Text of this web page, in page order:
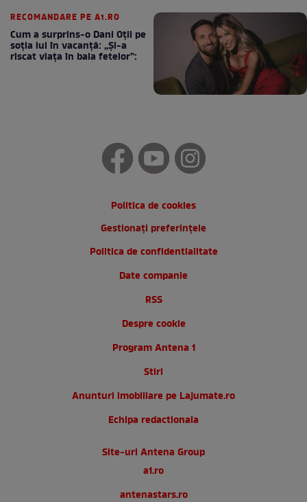
RECOMANDARE PE A1.RO
Cum a surprins-o Dani Oțil pe
soția lui în vacanță: „Și-a
riscat viața în baia fetelor”:
Politica de cookies
Gestionați preferințele
Politica de confidentialitate
Date companie
RSS
Despre cookie
Program Antena 1
Stiri
Anunturi imobiliare pe Lajumate.ro
Echipa redactionala
Site-uri Antena Group
a1.ro
antenastars.ro